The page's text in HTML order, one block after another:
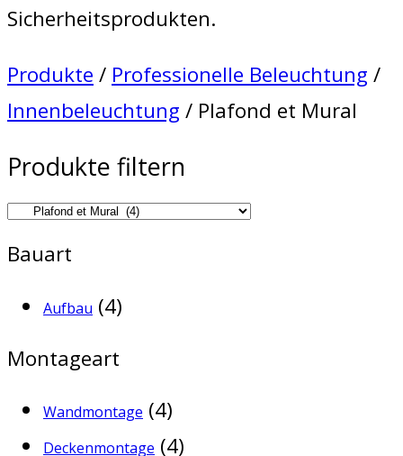
Sicherheitsprodukten.
Produkte / Professionelle Beleuchtung /
Innenbeleuchtung / Plafond et Mural
Produkte filtern
Bauart
Aufbau (4)
Montageart
Wandmontage (4)
Deckenmontage (4)